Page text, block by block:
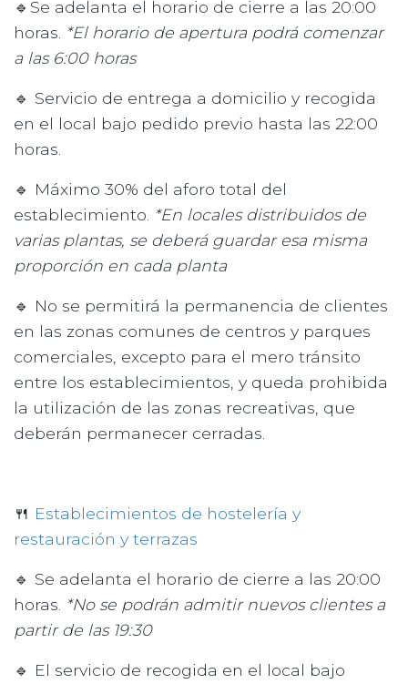
🔹Se adelanta el horario de cierre a las 20:00
horas. *El horario de apertura podrá comenzar
a las 6:00 horas
🔹 Servicio de entrega a domicilio y recogida
en el local bajo pedido previo hasta las 22:00
horas.
🔹 Máximo 30% del aforo total del
establecimiento. *En locales distribuidos de
varias plantas, se deberá guardar esa misma
proporción en cada planta
🔹 No se permitirá la permanencia de clientes
en las zonas comunes de centros y parques
comerciales, excepto para el mero tránsito
entre los establecimientos, y queda prohibida
la utilización de las zonas recreativas, que
deberán permanecer cerradas.
🍴 Establecimientos de hostelería y
restauración y terrazas
🔹 Se adelanta el horario de cierre a las 20:00
horas. *No se podrán admitir nuevos clientes a
partir de las 19:30
🔹 El servicio de recogida en el local bajo